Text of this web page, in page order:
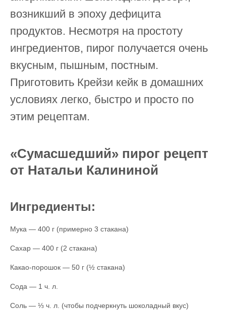
возникший в эпоху дефицита
продуктов. Несмотря на простоту
ингредиентов, пирог получается очень
вкусным, пышным, постным.
Приготовить Крейзи кейк в домашних
условиях легко, быстро и просто по
этим рецептам.
«Сумасшедший» пирог рецепт
от Натальи Калининой
Ингредиенты:
Мука — 400 г (примерно 3 стакана)
Сахар — 400 г (2 стакана)
Какао-порошок — 50 г (½ стакана)
Сода — 1 ч. л.
Соль — ⅓ ч. л. (чтобы подчеркнуть шоколадный вкус)